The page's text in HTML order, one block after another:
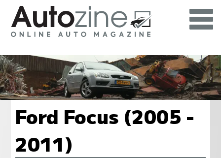
Ford Focus (2005 -
2011)